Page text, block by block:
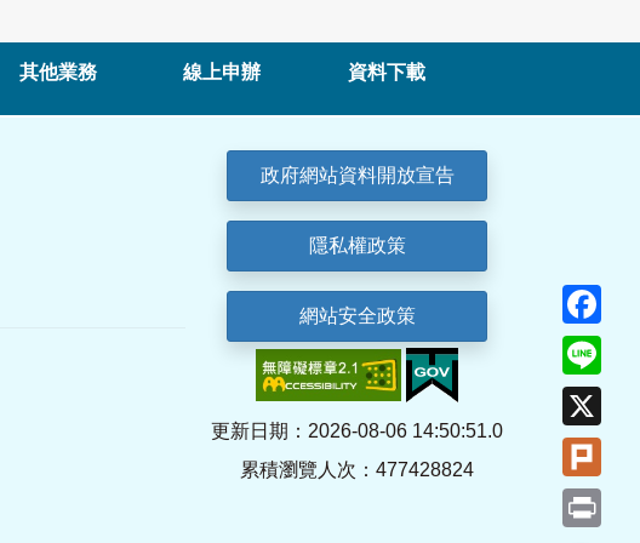
其他業務 線上申辦 資料下載
政府網站資料開放宣告
隱私權政策
網站安全政策
更新日期：2026-08-06 14:50:51.0
累積瀏覽人次：477428824